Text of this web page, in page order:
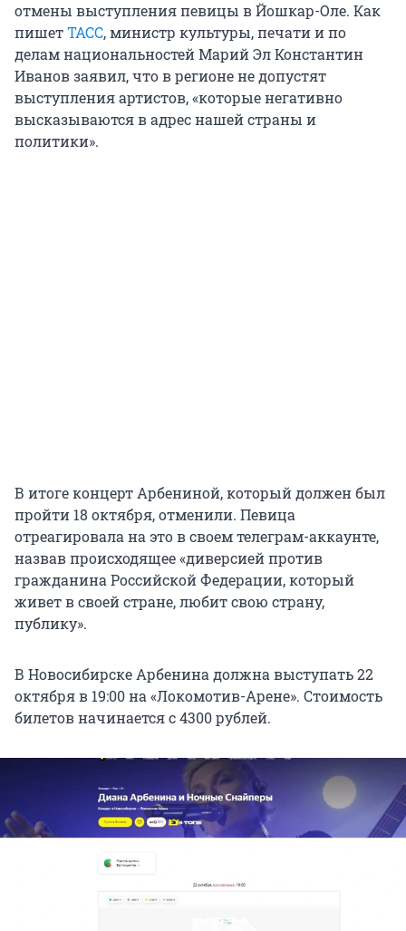
отмены выступления певицы в Йошкар-Оле. Как
пишетТАСС, министр культуры, печати и по
делам национальностей Марий Эл Константин
Иванов заявил, что в регионе не допустят
выступления артистов, «которые негативно
высказываются в адрес нашей страны и
политики».
В итоге концерт Арбениной, который должен был
пройти 18 октября, отменили. Певица
отреагировала на это в своем телеграм-аккаунте,
назвав происходящее «диверсией против
гражданина Российской Федерации, который
живет в своей стране, любит свою страну,
публику».
В Новосибирске Арбенина должна выступать 22
октября в 19:00 на «Локомотив-Арене». Стоимость
билетов начинается с 4300 рублей.